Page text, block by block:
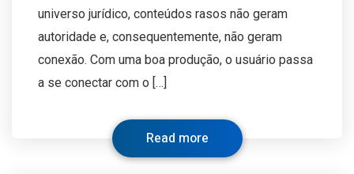
universo jurídico, conteúdos rasos não geram
autoridade e, consequentemente, não geram
conexão. Com uma boa produção, o usuário passa
a se conectar com o […]
Read more